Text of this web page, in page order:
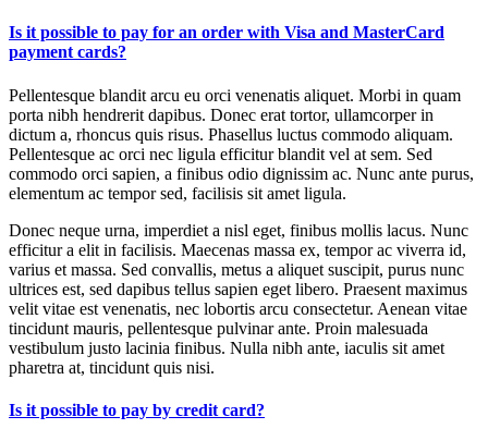
Is it possible to pay for an order with Visa and MasterCard
payment cards?
Pellentesque blandit arcu eu orci venenatis aliquet. Morbi in quam
porta nibh hendrerit dapibus. Donec erat tortor, ullamcorper in
dictum a, rhoncus quis risus. Phasellus luctus commodo aliquam.
Pellentesque ac orci nec ligula efficitur blandit vel at sem. Sed
commodo orci sapien, a finibus odio dignissim ac. Nunc ante purus,
elementum ac tempor sed, facilisis sit amet ligula.
Donec neque urna, imperdiet a nisl eget, finibus mollis lacus. Nunc
efficitur a elit in facilisis. Maecenas massa ex, tempor ac viverra id,
varius et massa. Sed convallis, metus a aliquet suscipit, purus nunc
ultrices est, sed dapibus tellus sapien eget libero. Praesent maximus
velit vitae est venenatis, nec lobortis arcu consectetur. Aenean vitae
tincidunt mauris, pellentesque pulvinar ante. Proin malesuada
vestibulum justo lacinia finibus. Nulla nibh ante, iaculis sit amet
pharetra at, tincidunt quis nisi.
Is it possible to pay by credit card?